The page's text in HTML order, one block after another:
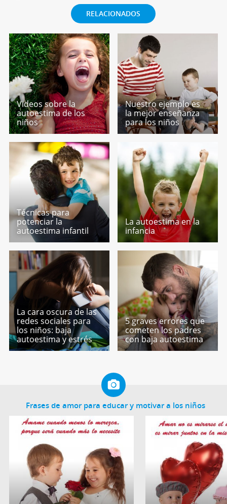
RELACIONADOS
Videos sobre la
autoestima de los
niños
Nuestro ejemplo es
la mejor enseñanza
para los niños
Técnicas para
potenciar la
autoestima infantil
La autoestima en la
infancia
La cara oscura de las
redes sociales para
los niños: baja
autoestima y estrés
5 graves errores que
cometen los padres
con baja autoestima
Frases de amor para educar y motivar a los niños